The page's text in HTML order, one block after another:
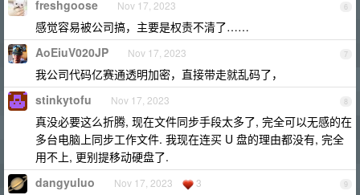
6
freshgoose Nov 17, 2023
感觉容易被公司搞，主要是权责不清了……
7
AoEiuV020JP Nov 17, 2023
我公司代码亿赛通透明加密，直接带走就乱码了，
8
stinkytofu Nov 17, 2023
真没必要这么折腾, 现在文件同步手段太多了, 完全可以无感的在
多台电脑上同步工作文件. 我现在连买 U 盘的理由都没有, 完全
用不上, 更别提移动硬盘了.
9
dangyuluo Nov 17, 2023 3